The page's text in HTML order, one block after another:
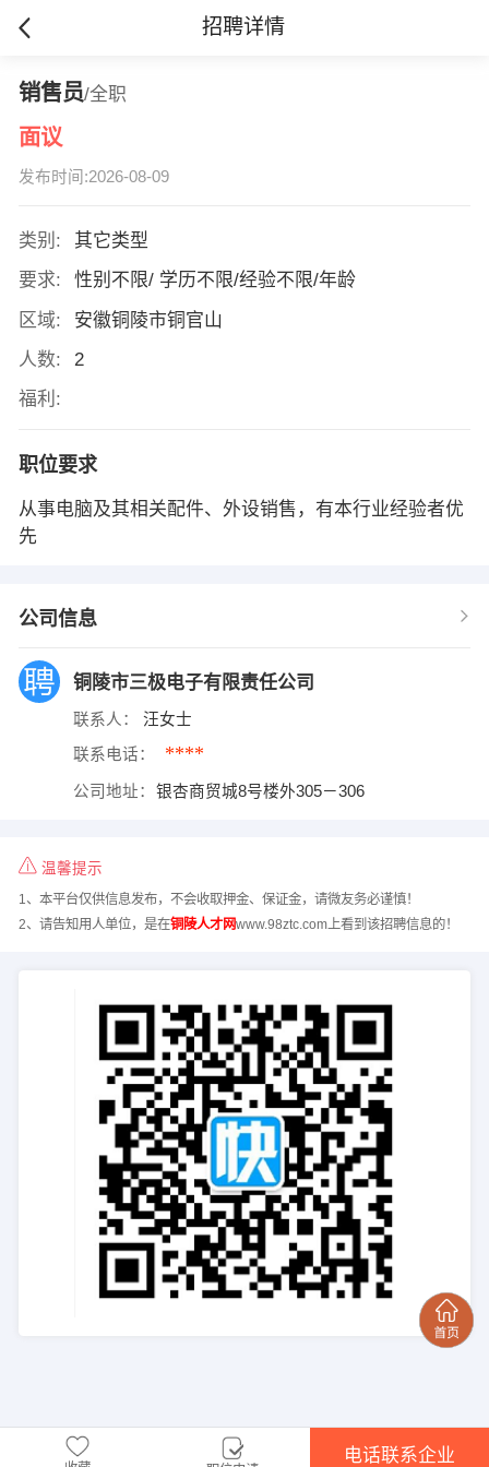
招聘详情
销售员/全职
面议
发布时间:2026-08-09
类别:
其它类型
要求:
性别不限/ 学历不限/经验不限/年龄
区域:
安徽铜陵市铜官山
人数:
2
福利:
职位要求
从事电脑及其相关配件、外设销售，有本行业经验者优
先
公司信息
铜陵市三极电子有限责任公司
联系人： 汪女士
联系电话： ****
公司地址： 银杏商贸城8号楼外305－306
温馨提示
1、本平台仅供信息发布，不会收取押金、保证金，请微友务必谨慎！
2、请告知用人单位，是在铜陵人才网www.98ztc.com上看到该招聘信息的！
电话联系企业